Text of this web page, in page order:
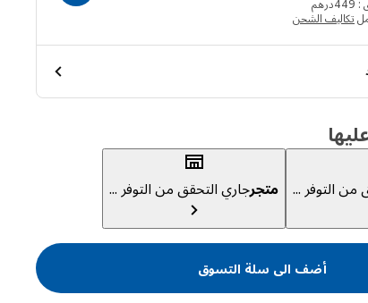
تكاليف الشحن
من التوفر ... متجرجاري التحقق من التوفر ...
أضف الى سلة التسوق